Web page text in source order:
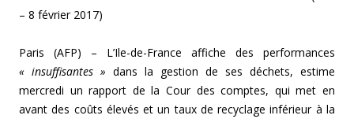
– 8 février 2017)
Paris (AFP) – L’Ile-de-France affiche des performances
« insuffisantes » dans la gestion de ses déchets, estime
mercredi un rapport de la Cour des comptes, qui met en
avant des coûts élevés et un taux de recyclage inférieur à la